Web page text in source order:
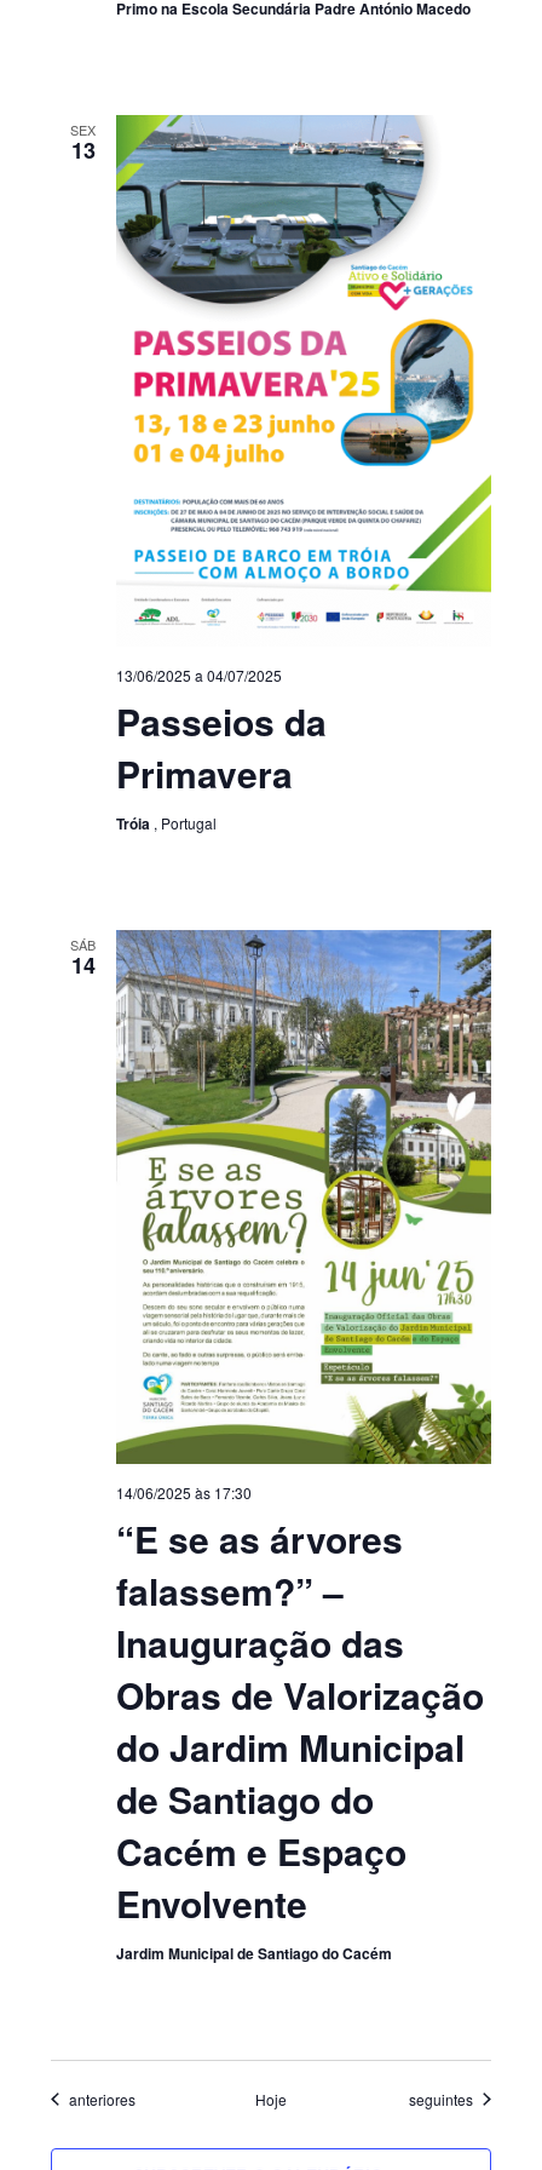
Primo na Escola Secundária Padre António Macedo
SEX
13
Passeios da
Primavera
13/06/2025 a 04/07/2025
Tróia , Portugal
SÁB
14
“E se as árvores
falassem?” –
Inauguração das
Obras de Valorização
do Jardim Municipal
de Santiago do
Cacém e Espaço
Envolvente
14/06/2025 às 17:30
Jardim Municipal de Santiago do Cacém
Eventos
anteriores Hoje Eventos
seguintes